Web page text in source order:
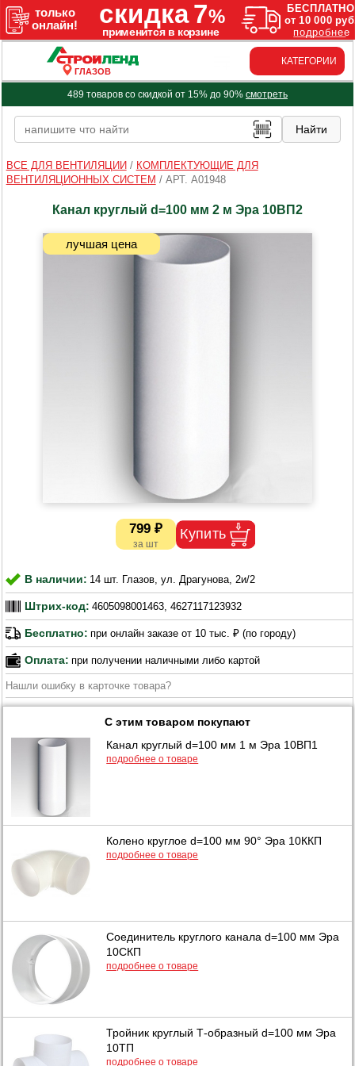
ГЛАЗОВ
КАТЕГОРИИ
489 товаров со скидкой от 15% до 90% смотреть
ВСЕ ДЛЯ ВЕНТИЛЯЦИИ / КОМПЛЕКТУЮЩИЕ ДЛЯ
ВЕНТИЛЯЦИОННЫХ СИСТЕМ / АРТ. A01948
Канал круглый d=100 мм 2 м Эра 10ВП2
799 ₽
В наличии: 14 шт. Глазов, ул. Драгунова, 2и/2
Штрих-код: 4605098001463, 4627117123932
Бесплатно: при онлайн заказе от 10 тыс. ₽ (по городу)
Оплата: при получении наличными либо картой
Нашли ошибку в карточке товара?
С этим товаром покупают
Канал круглый d=100 мм 1 м Эра 10ВП1
подробнее о товаре
Колено круглое d=100 мм 90° Эра 10ККП
подробнее о товаре
Соединитель круглого канала d=100 мм Эра
10СКП
подробнее о товаре
Тройник круглый Т-образный d=100 мм Эра
10ТП
подробнее о товаре